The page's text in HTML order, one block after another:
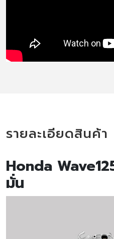
รายละเอียดสินค้า
Honda
มั่น